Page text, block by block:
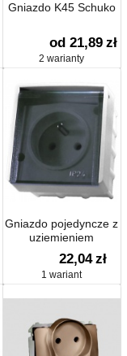
Gniazdo K45 Schuko
od 21,89 zł
2 warianty
Gniazdo pojedyncze z
uziemieniem
22,04 zł
1 wariant